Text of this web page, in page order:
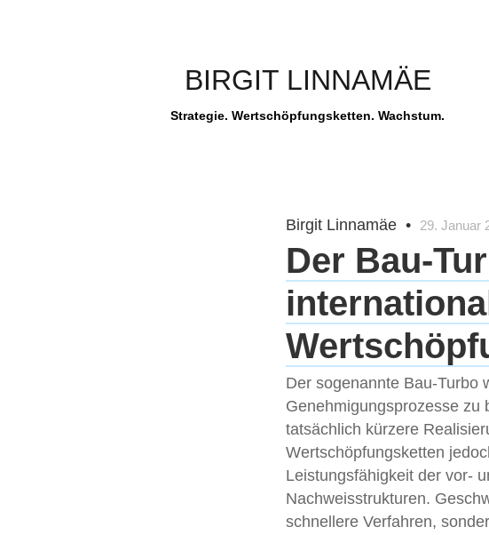
BIRGIT LINNAMÄE
Strategie. Wertschöpfungsketten. Wachstum.
Birgit Linnamäe • 29. Januar
Der Bau-
Der sogenannte Bau-Turbo
Genehmigungsprozesse zu
tatsächlich kürzere
Wertschöpfungsketten
Leistungsfähigkeit der vor-
Nachweisstrukturen.
schnellere Verfahren,